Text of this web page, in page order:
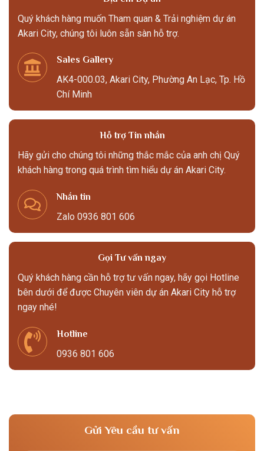
Quý khách hàng muốn Tham quan & Trải nghiệm dự án
Akari City, chúng tôi luôn sẵn sàn hỗ trợ.
Sales Gallery
AK4-000.03, Akari City, Phường An Lạc, Tp. Hồ
Chí Minh
Hỗ trợ Tin nhắn
Hãy gửi cho chúng tôi những thắc mắc của anh chị Quý
khách hàng trong quá trình tìm hiểu dự án Akari City.
Nhắn tin
Zalo 0936 801 606
Gọi Tư vấn ngay
Quý khách hàng cần hỗ trợ tư vấn ngay, hãy gọi Hotline
bên dưới để được Chuyên viên dự án Akari City hỗ trợ
ngay nhé!
Hotline
0936 801 606
Gửi Yêu cầu tư vấn